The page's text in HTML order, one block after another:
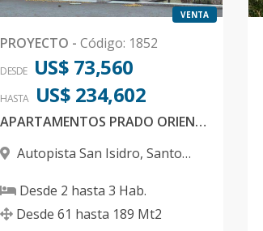
VENTA
PROYECTO - Código: 1852
DESDE US$ 73,560
HASTA US$ 234,602
APARTAMENTOS PRADO ORIENTAL
Autopista San Isidro, Santo
Desde 2 hasta 3 Hab.
Desde 61 hasta 189 Mt2